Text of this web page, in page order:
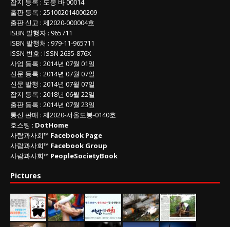
출판 등록 : 251002014000209
출판 신고 : 제2020-000004호
ISBN 발행자 : 965711
ISBN 발행처 : 979-11-965711
ISSN 번호 : ISSN 2635-876X
사업 등록 : 2014년 07월 01일
신문 등록 : 2014년 07월 07일
신문 발행 : 2014년 07월 07일
잡지 등록 : 2018년 06월 22일
출판 등록 : 2014년 07월 23일
통신 판매 : 제2020-서울도봉-0140호
호스팅 : DotHome
사람과사회™ Facebook Page
사람과사회™ Facebook Group
사람과사회™ PeopleSocietyBook
Pictures